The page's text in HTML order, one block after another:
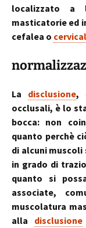
localizzato a
masticatorie ed
cefalea o
La disclusione,
occlusali, è lo
bocca: non
quanto perchè
di alcuni
in grado di
quanto si
associate,
muscolatura
alla disclusione